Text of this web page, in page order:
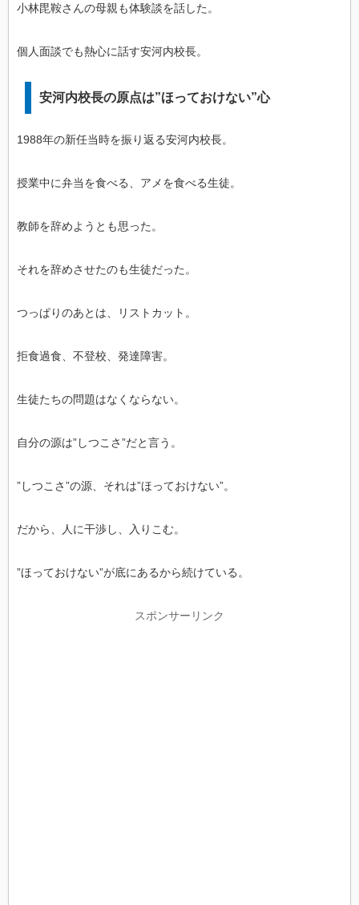
小林毘鞍さんの母親も体験談を話した。
個人面談でも熱心に話す安河内校長。
安河内校長の原点は”ほっておけない”心
1988年の新任当時を振り返る安河内校長。
授業中に弁当を食べる、アメを食べる生徒。
教師を辞めようとも思った。
それを辞めさせたのも生徒だった。
つっぱりのあとは、リストカット。
拒食過食、不登校、発達障害。
生徒たちの問題はなくならない。
自分の源は”しつこさ”だと言う。
”しつこさ”の源、それは”ほっておけない”。
だから、人に干渉し、入りこむ。
”ほっておけない”が底にあるから続けている。
スポンサーリンク